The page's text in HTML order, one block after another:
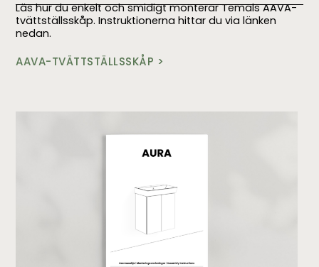
Läs hur du enkelt och smidigt monterar Temals AAVA-
tvättställsskåp. Instruktionerna hittar du via länken
nedan.
AAVA-TVÄTTSTÄLLSSKÅP >